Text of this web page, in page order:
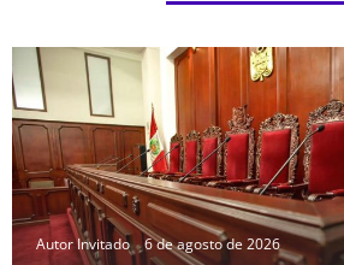
Autor Invitado 6 de agosto de 2026